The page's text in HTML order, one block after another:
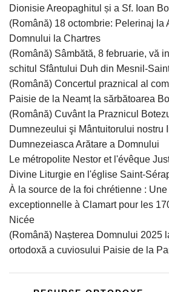
Dionisie Areopaghitul și a Sf. Ioan
(Română) 18 octombrie: Pelerinaj la
Domnului la Chartres
(Română) Sâmbătă, 8 februarie, vă
schitul Sfântului Duh din Mesnil-
(Română) Concertul praznical al
Paisie de la Neamț la sărbătoarea
(Română) Cuvânt la Praznicul
Dumnezeului şi Mântuitorului nostru
Dumnezeiasca Arătare a Domnului
Le métropolite Nestor et l'évêque
Divine Liturgie en l'église Saint-
À la source de la foi chrétienne :
exceptionnelle à Clamart pour les
Nicée
(Română) Nașterea Domnului 2025
ortodoxă a cuviosului Paisie de la